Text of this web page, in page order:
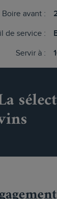
Boire avant :
de service :
Servir à :